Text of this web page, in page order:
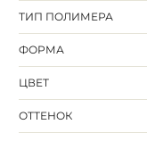
ТИП ПОЛИМЕРА
ФОРМА
ЦВЕТ
ОТТЕНОК